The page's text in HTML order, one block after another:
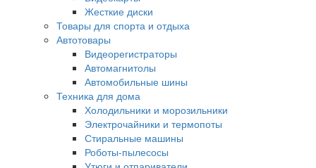
Жесткие диски
Товары для спорта и отдыха
Автотовары
Видеорегистраторы
Автомагнитолы
Автомобильные шины
Техника для дома
Холодильники и морозильники
Электрочайники и термопоты
Стиральные машины
Роботы-пылесосы